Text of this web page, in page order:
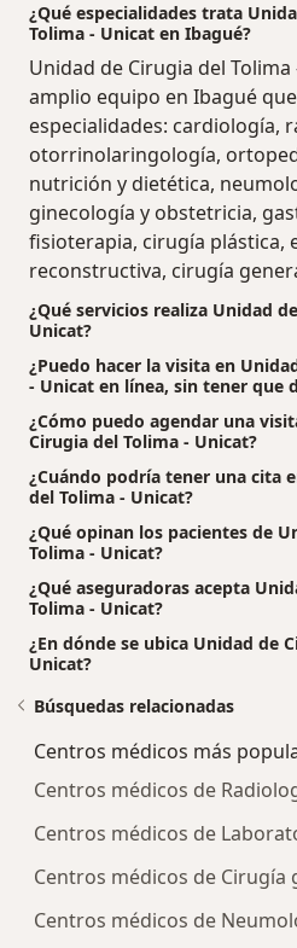
¿Qué especialidades trata
Tolima - Unicat en Ibagué?
Unidad de Cirugia del
amplio equipo en Ibagué
especialidades: cardiología,
otorrinolaringología,
nutrición y dietética,
ginecología y obstetricia,
fisioterapia, cirugía plástica,
reconstructiva, cirugía
¿Qué servicios realiza Unidad
Unicat?
¿Puedo hacer la visita en
- Unicat en línea, sin tener que
¿Cómo puedo agendar una
Cirugia del Tolima - Unicat?
¿Cuándo podría tener una cita
del Tolima - Unicat?
¿Qué opinan los pacientes de
Tolima - Unicat?
¿Qué aseguradoras acepta
Tolima - Unicat?
¿En dónde se ubica Unidad de
Unicat?
Búsquedas relacionadas
Centros médicos más
Centros médicos de
Centros médicos de
Centros médicos de Cirugía
Centros médicos de